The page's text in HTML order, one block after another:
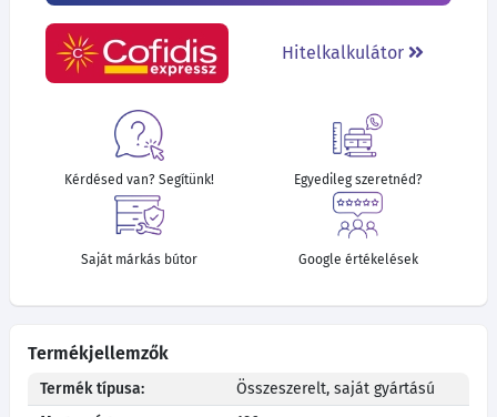
Hitelkalkulátor
Kérdésed van? Segítünk! Egyedileg szeretnéd?
Saját márkás bútor Google értékelések
Termékjellemzők
Termék típusa:
Összeszerelt, saját gyártású